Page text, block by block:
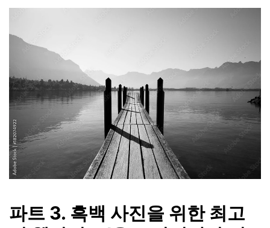
파트 3. 흑백 사진을 위한 최고